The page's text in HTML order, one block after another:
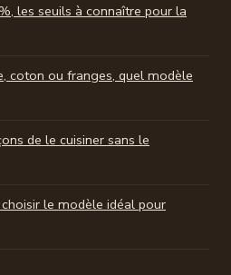
les seuils à connaître pour la
coton ou franges, quel modèle
de le cuisiner sans le
le modèle idéal pour